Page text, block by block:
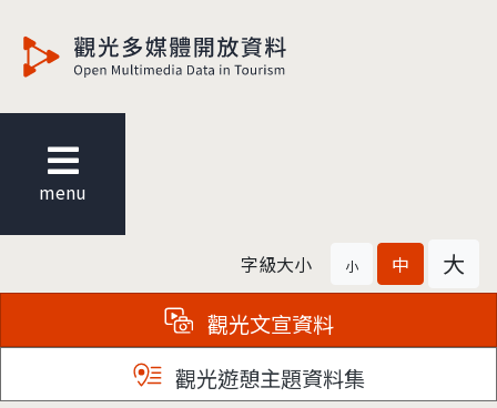
menu
字級大小 小 中 大
觀光文宣資料
觀光遊憩主題資料集